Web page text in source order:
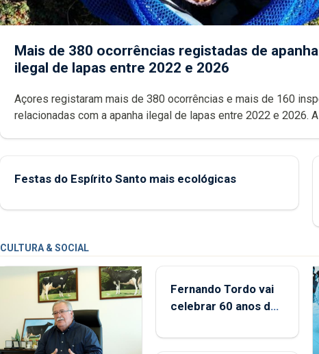
Mais de 380 ocorrências registadas de apanha
ilegal de lapas entre 2022 e 2026
Açores registaram mais de 380 ocorrências e mais de 160 inspeções
relacionadas com a apanha ilegal de lapas entre 2022 e 2026. A ilha
Festas do Espírito Santo mais ecológicas
CULTURA & SOCIAL
Fernando Tordo vai
celebrar 60 anos de
Micaelense